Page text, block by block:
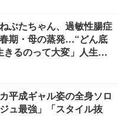
ぶたちゃん、過敏性腸症
期・母の蒸発…“どん底
きるのって大変」人生変
平成ギャル姿の全身ソロ
ュ最強」「スタイル抜